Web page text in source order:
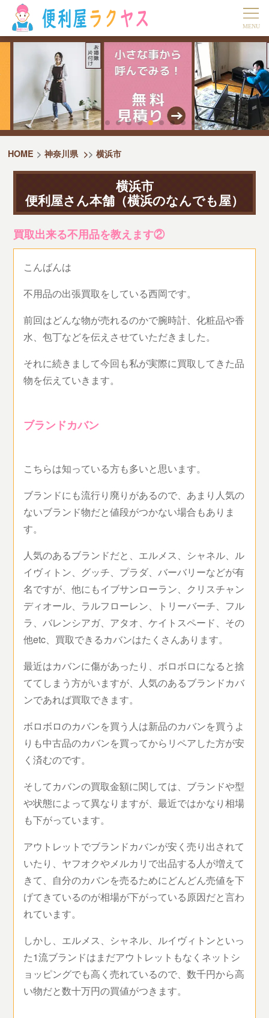
HOME 神奈川県 > 横浜市
横浜市
便利屋さん本舗（横浜のなんでも屋）
買取出来る不用品を教えます②
こんばんは
不用品の出張買取をしている西岡です。
前回はどんな物が売れるのかで腕時計、化粧品や香
水、包丁などを伝えさせていただきました。
それに続きまして今回も私が実際に買取してきた品
物を伝えていきます。
ブランドカバン
こちらは知っている方も多いと思います。
ブランドにも流行り廃りがあるので、あまり人気の
ないブランド物だと値段がつかない場合もありま
す。
人気のあるブランドだと、エルメス、シャネル、ル
イヴィトン、グッチ、プラダ、バーバリーなどが有
名ですが、他にもイブサンローラン、クリスチャン
ディオール、ラルフローレン、トリーバーチ、フル
ラ、バレンシアガ、アタオ、ケイトスペード、その
他etc、買取できるカバンはたくさんあります。
最近はカバンに傷があったり、ボロボロになると捨
ててしまう方がいますが、人気のあるブランドカバ
ンであれば買取できます。
ボロボロのカバンを買う人は新品のカバンを買うよ
りも中古品のカバンを買ってからリペアした方が安
く済むのです。
そしてカバンの買取金額に関しては、ブランドや型
や状態によって異なりますが、最近ではかなり相場
も下がっています。
アウトレットでブランドカバンが安く売り出されて
いたり、ヤフオクやメルカリで出品する人が増えて
きて、自分のカバンを売るためにどんどん売値を下
げてきているのが相場が下がっている原因だと言わ
れています。
しかし、エルメス、シャネル、ルイヴィトンといっ
た1流ブランドはまだアウトレットもなくネットシ
ョッピングでも高く売れているので、数千円から高
い物だと数十万円の買値がつきます。